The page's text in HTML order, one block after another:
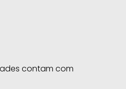
contam com